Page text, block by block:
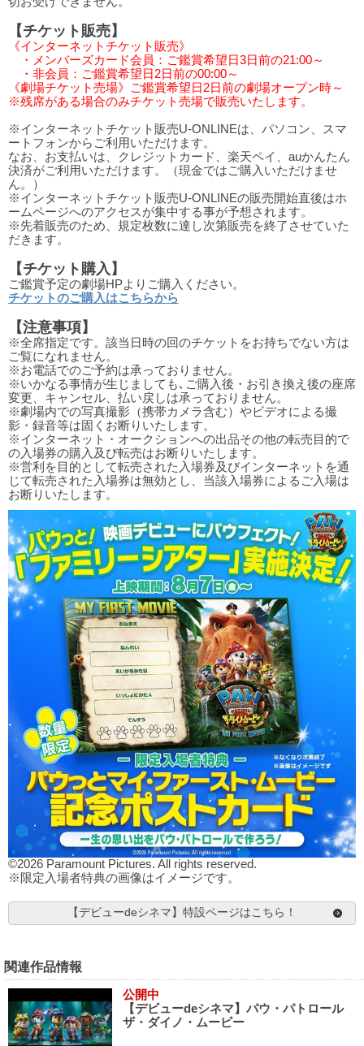
【チケット販売】
《インターネットチケット販売》
・メンバーズカード会員：ご鑑賞希望日3日前の21:00～
・非会員：ご鑑賞希望日2日前の00:00～
《劇場チケット売場》ご鑑賞希望日2日前の劇場オープン時～
※残席がある場合のみチケット売場で販売いたします。
※インターネットチケット販売U-ONLINEは、パソコン、スマ
ートフォンからご利用いただけます。
なお、お支払いは、クレジットカード、楽天ペイ、auかんたん
決済がご利用いただけます。（現金ではご購入いただけませ
ん。）
※インターネットチケット販売U-ONLINEの販売開始直後はホ
ームページへのアクセスが集中する事が予想されます。
※先着販売のため、規定枚数に達し次第販売を終了させていた
だきます。
【チケット購入】
ご鑑賞予定の劇場HPよりご購入ください。
チケットのご購入はこちらから
【注意事項】
※全席指定です。該当日時の回のチケットをお持ちでない方は
ご覧になれません。
※お電話でのご予約は承っておりません。
※いかなる事情が生じましても､ご購入後・お引き換え後の座席
変更、キャンセル、払い戻しは承っておりません。
※劇場内での写真撮影（携帯カメラ含む）やビデオによる撮
影・録音等は固くお断りいたします。
※インターネット・オークションへの出品その他の転売目的で
の入場券の購入及び転売はお断りいたします。
※営利を目的として転売された入場券及びインターネットを通
じて転売された入場券は無効とし、当該入場券によるご入場は
お断りいたします。
©2026 Paramount Pictures. All rights reserved.
※限定入場者特典の画像はイメージです。
【デビューdeシネマ】特設ページはこちら！
関連作品情報
公開中
【デビューdeシネマ】パウ・パトロール
ザ・ダイノ・ムービー